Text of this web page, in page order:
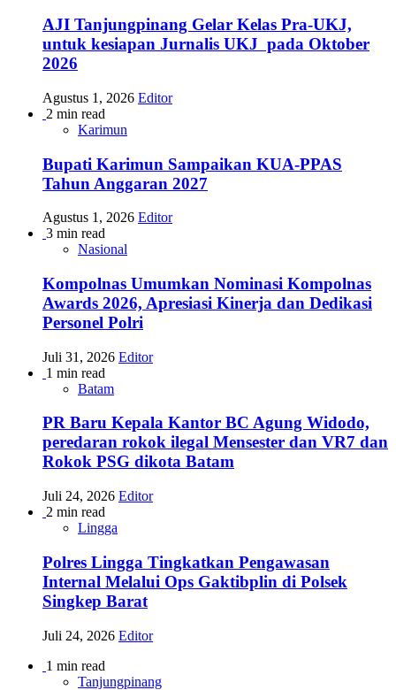
AJI Tanjungpinang Gelar Kelas Pra-UKJ,
untuk kesiapan Jurnalis UKJ pada Oktober
2026
Agustus 1, 2026 Editor
2 min read
Karimun
Bupati Karimun Sampaikan KUA-PPAS
Tahun Anggaran 2027
Agustus 1, 2026 Editor
3 min read
Nasional
Kompolnas Umumkan Nominasi Kompolnas
Awards 2026, Apresiasi Kinerja dan Dedikasi
Personel Polri
Juli 31, 2026 Editor
1 min read
Batam
PR Baru Kepala Kantor BC Agung Widodo,
peredaran rokok ilegal Mensester dan VR7 dan
Rokok PSG dikota Batam
Juli 24, 2026 Editor
2 min read
Lingga
Polres Lingga Tingkatkan Pengawasan
Internal Melalui Ops Gaktibplin di Polsek
Singkep Barat
Juli 24, 2026 Editor
1 min read
Tanjungpinang